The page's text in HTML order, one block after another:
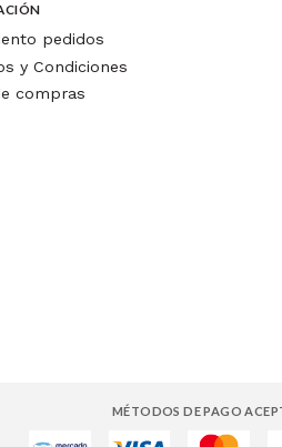
pedidos
y Condiciones
compras
MÉTODOS DE PAGO